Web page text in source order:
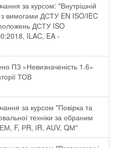
за курсом: "Внутрішній
з вимогами ДСТУ EN ISO/IEC
ДСТУ ISO
ILAC, EA -
ПЗ «Невизначеність 1.6»
ТОВ
за курсом "Повірка та
техніки за обраним
F, РR, ІR, АUV, QМ"